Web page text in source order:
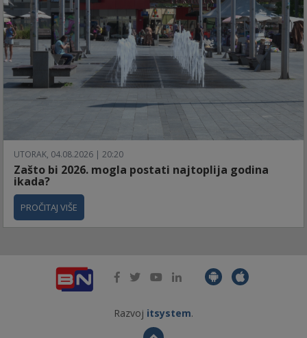
UTORAK, 04.08.2026 | 20:20
Zašto bi 2026. mogla postati najtoplija godina
ikada?
PROČITAJ VIŠE
Razvoj itsystem.